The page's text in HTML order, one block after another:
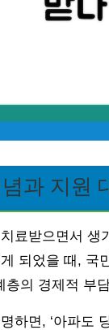
과 지원
료받으면서 생
되었을 때, 국
층의 경제적 부
하면, ‘아파도